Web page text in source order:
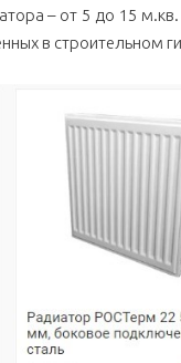
– от 5 до 15
в строительном